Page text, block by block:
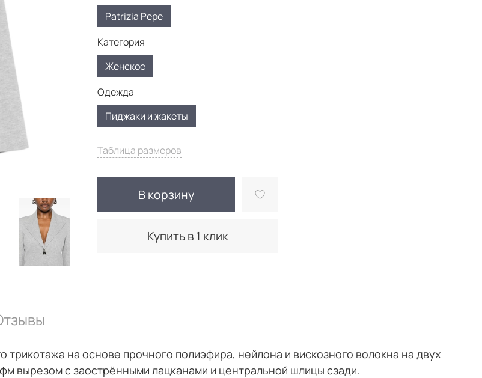
Таблица размеров
В корзину
Купить в 1 клик
Patrizia Pepe
Категория
Женское
Одежда
Пиджаки и жакеты
на основе прочного полиэфира, нейлона и вискозного волокна на двух
вырезом с заострёнными лацканами и центральной шлицы сзади.